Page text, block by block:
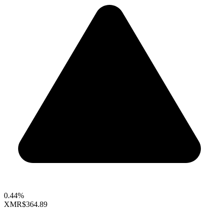
0.44%
XMR$364.89